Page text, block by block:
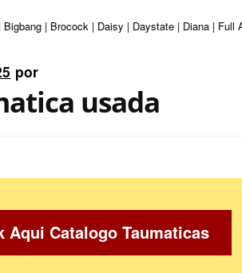
| Brocock | Daisy | Daystate | Diana | Full
por
usada
Aqui Catalogo Taumaticas